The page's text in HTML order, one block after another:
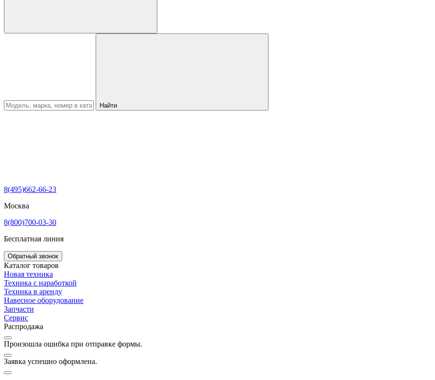
Найти
8(495)662-66-23
Москва
8(800)700-03-30
Бесплатная линия
Обратный звонок
Каталог товаров
Новая техника
Техника с наработкой
Техника в аренду
Навесное оборудование
Запчасти
Сервис
Распродажа
Произошла ошибка при отправке формы.
Заявка успешно оформлена.